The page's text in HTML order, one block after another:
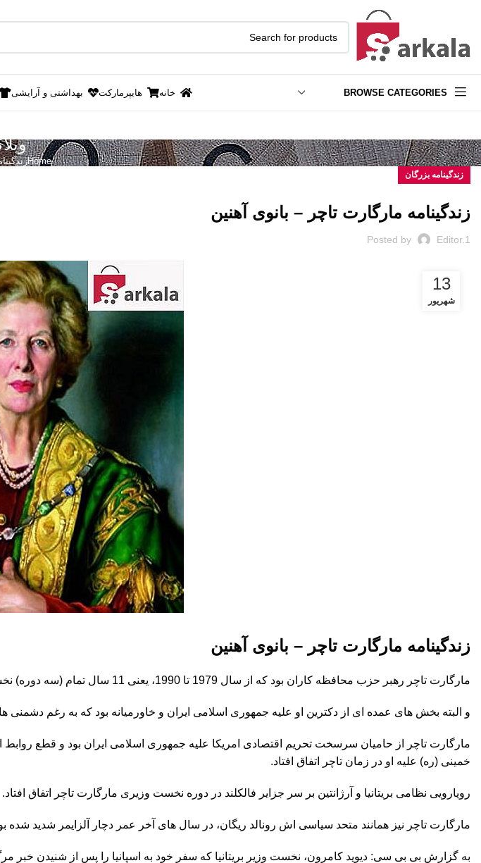
BROWSE CATEGORIES خانه هایپرمارکت بهداشتی و آرایشی
Home
زندگینامه بزرگان
زندگینامه مارگارت تاچر – بانوی آهنین
Posted by Editor.1
13
شهریور
زندگینامه مارگارت تاچر – بانوی آهنین
مارگارت تاچر رهبر حزب محافظه کاران بود که از سال 1979 تا 1990، یعنی 11 سال تمام (سه دوره) نخست وزیر انگلیس بود و در عالم سیاست انگلیسی به “زن پولادین” یا “بانوی آهنین” مشهور شده بود.
و البته بخش های عمده ای از دکترین او علیه جمهوری اسلامی ایران و خاورمیانه بود که به رغم دشمنی
مارگارت تاچر از حامیان سرسخت تحریم اقتصادی امریکا علیه جمهوری اسلامی ایران بود و قطع
خمینی (ره) علیه او در زمان تاچر اتفاق افتاد.
رویارویی نظامی بریتانیا و آرژانتین بر سر جزایر فالکلند در دوره نخست وزیری مارگارت تاچر اتفاق افتاد.
مارگارت تاچر نیز همانند متحد سیاسی اش رونالد ریگان، در سال های آخر عمر دچار آلزایمر شدید شده
به گزارش بی بی سی: دیوید کامرون، نخست وزیر بریتانیا که سفر خود به اسپانیا را پس از شنیدن خبر